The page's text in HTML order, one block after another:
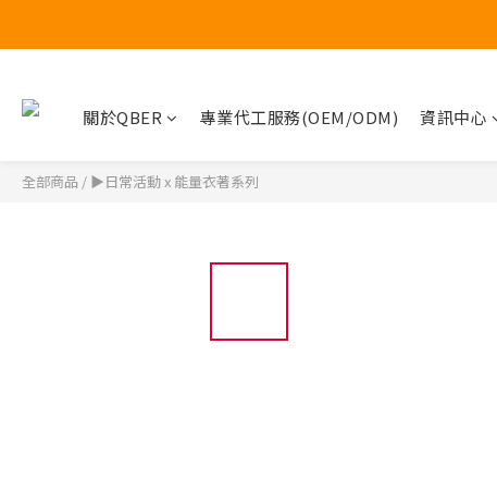
關於QBER 專業代工服務(OEM/ODM) 資訊中心
全部商品 / ▶日常活動 x 能量衣著系列